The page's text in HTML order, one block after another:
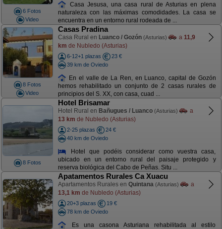
6 Fotos
Video
Casa Jesusa, una casa rural de Asturias en plena
naturaleza con las máximas comodidades. La casa se
encuentra en un entorno rural rodeada de ...
8 Fotos
Video
Casas Pradina
Casa Rural en Luanco / Gozón (Asturias) a 11,9
km de Nubledo (Asturias)
6-12+1 plazas
23 €
39 km de Oviedo
En el valle de La Ren, en Luanco, capital de Gozón
hemos rehabilitado un conjunto de 2 casas rurales de
principios del S. XX, con casa, cuad ...
8 Fotos
Hotel Brisamar
Hotel Rural en Bañugues / Luanco (Asturias)
a
13 km de Nubledo (Asturias)
2-25 plazas
24 €
40 km de Oviedo
Hotel que podéis considerar como vuestra casa,
ubicado en un entorno rural del paisaje protegido y
reserva biológica del Cabo de Peñas. Situ ...
Apatamentos Rurales Ca Xuacu
Apartamentos Rurales en Quintana (Asturias)
a
13,1 km de Nubledo (Asturias)
20+3 plazas
19 €
78 km de Oviedo
Es una casona Asturiana rehabilitada al estilo